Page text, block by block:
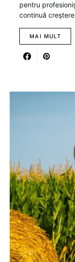
pentru
continuă
MAI MULT